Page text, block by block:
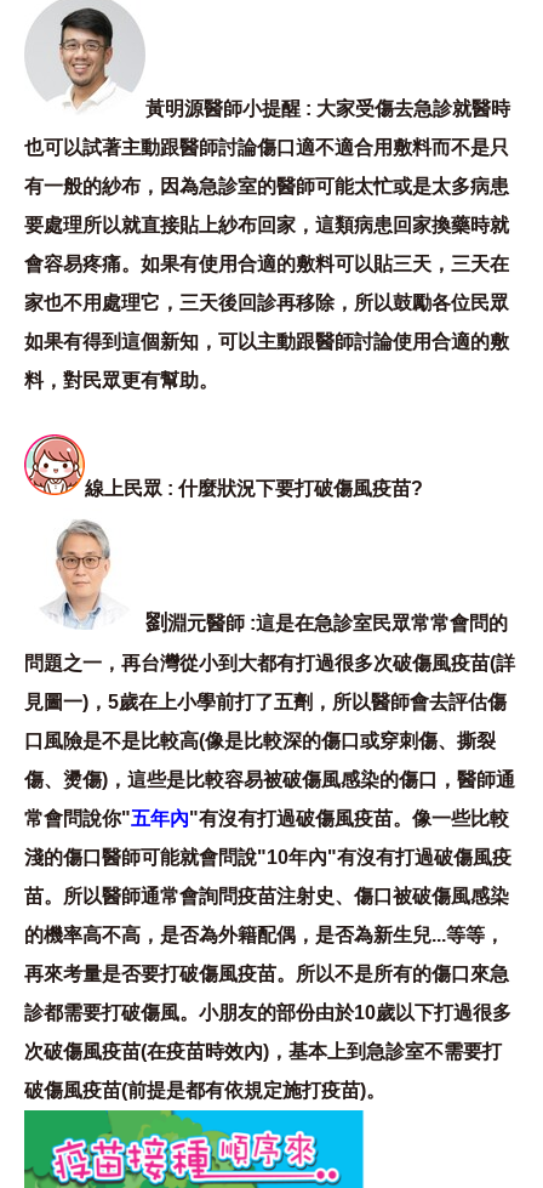
黃明源醫師小提醒 : 大家受傷去急診就醫時
也可以試著主動跟醫師討論傷口適不適合用敷料而不是只
有一般的紗布，因為急診室的醫師可能太忙或是太多病患
要處理所以就直接貼上紗布回家，這類病患回家換藥時就
會容易疼痛。如果有使用合適的敷料可以貼三天，三天在
家也不用處理它，三天後回診再移除，所以鼓勵各位民眾
如果有得到這個新知，可以主動跟醫師討論使用合適的敷
料，對民眾更有幫助。
線上民眾 : 什麼狀況下要打破傷風疫苗?
劉淵元醫師 :這是在急診室民眾常常會問的
問題之一，再台灣從小到大都有打過很多次破傷風疫苗(詳
見圖一)，5歲在上小學前打了五劑，所以醫師會去評估傷
口風險是不是比較高(像是比較深的傷口或穿刺傷、撕裂
傷、燙傷)，這些是比較容易被破傷風感染的傷口，醫師通
常會問說你"五年內"有沒有打過破傷風疫苗。像一些比較
淺的傷口醫師可能就會問說"10年內"有沒有打過破傷風疫
苗。所以醫師通常會詢問疫苗注射史、傷口被破傷風感染
的機率高不高，是否為外籍配偶，是否為新生兒...等等，
再來考量是否要打破傷風疫苗。所以不是所有的傷口來急
診都需要打破傷風。小朋友的部份由於10歲以下打過很多
次破傷風疫苗(在疫苗時效內)，基本上到急診室不需要打
破傷風疫苗(前提是都有依規定施打疫苗)。